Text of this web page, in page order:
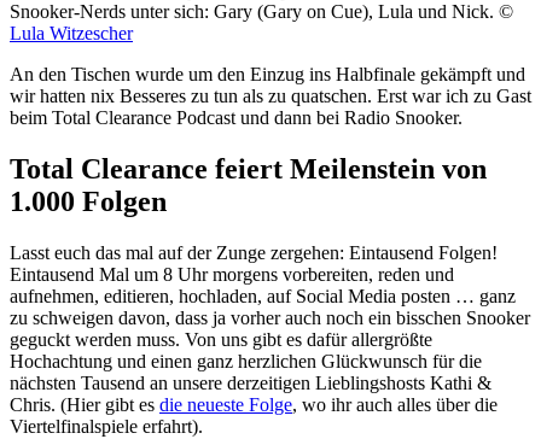
Snooker-Nerds unter sich: Gary (Gary on Cue), Lula und Nick. ©
Lula Witzescher
An den Tischen wurde um den Einzug ins Halbfinale gekämpft und
wir hatten nix Besseres zu tun als zu quatschen. Erst war ich zu Gast
beim Total Clearance Podcast und dann bei Radio Snooker.
Total Clearance feiert Meilenstein von
1.000 Folgen
Lasst euch das mal auf der Zunge zergehen: Eintausend Folgen!
Eintausend Mal um 8 Uhr morgens vorbereiten, reden und
aufnehmen, editieren, hochladen, auf Social Media posten … ganz
zu schweigen davon, dass ja vorher auch noch ein bisschen Snooker
geguckt werden muss. Von uns gibt es dafür allergrößte
Hochachtung und einen ganz herzlichen Glückwunsch für die
nächsten Tausend an unsere derzeitigen Lieblingshosts Kathi &
Chris. (Hier gibt es die neueste Folge, wo ihr auch alles über die
Viertelfinalspiele erfahrt).